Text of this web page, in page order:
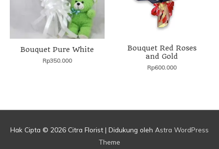
Bouquet Pure White
Rp350.000
Bouquet Red Roses
and Gold
Rp600.000
Hak Cipta © 2026 Citra Florist | Didukung oleh Astra WordPress
Theme